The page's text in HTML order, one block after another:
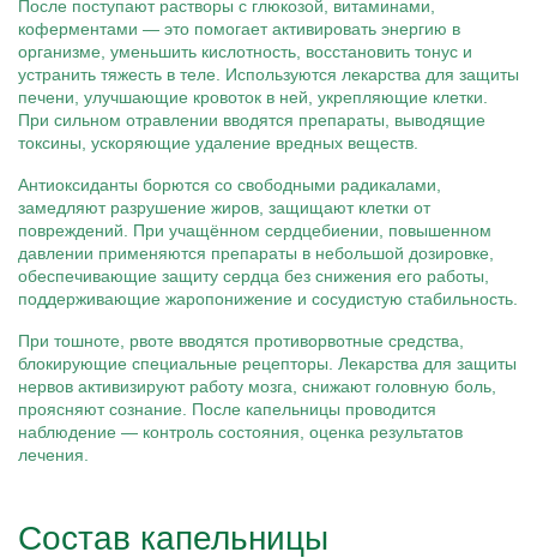
После поступают растворы с глюкозой, витаминами,
коферментами — это помогает активировать энергию в
организме, уменьшить кислотность, восстановить тонус и
устранить тяжесть в теле. Используются лекарства для защиты
печени, улучшающие кровоток в ней, укрепляющие клетки.
При сильном отравлении вводятся препараты, выводящие
токсины, ускоряющие удаление вредных веществ.
Антиоксиданты борются со свободными радикалами,
замедляют разрушение жиров, защищают клетки от
повреждений. При учащённом сердцебиении, повышенном
давлении применяются препараты в небольшой дозировке,
обеспечивающие защиту сердца без снижения его работы,
поддерживающие жаропонижение и сосудистую стабильность.
При тошноте, рвоте вводятся противорвотные средства,
блокирующие специальные рецепторы. Лекарства для защиты
нервов активизируют работу мозга, снижают головную боль,
проясняют сознание. После капельницы проводится
наблюдение — контроль состояния, оценка результатов
лечения.
Состав капельницы